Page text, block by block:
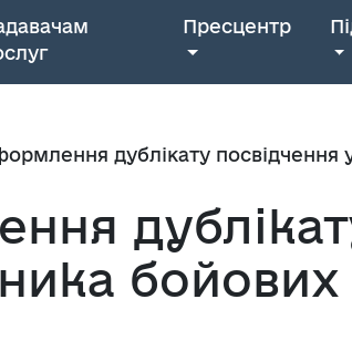
Пресцентр
дублікату посвідчення
бойових